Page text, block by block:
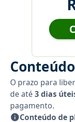
O prazo para
de até 3 dias
pagamento.
Conteúdo de